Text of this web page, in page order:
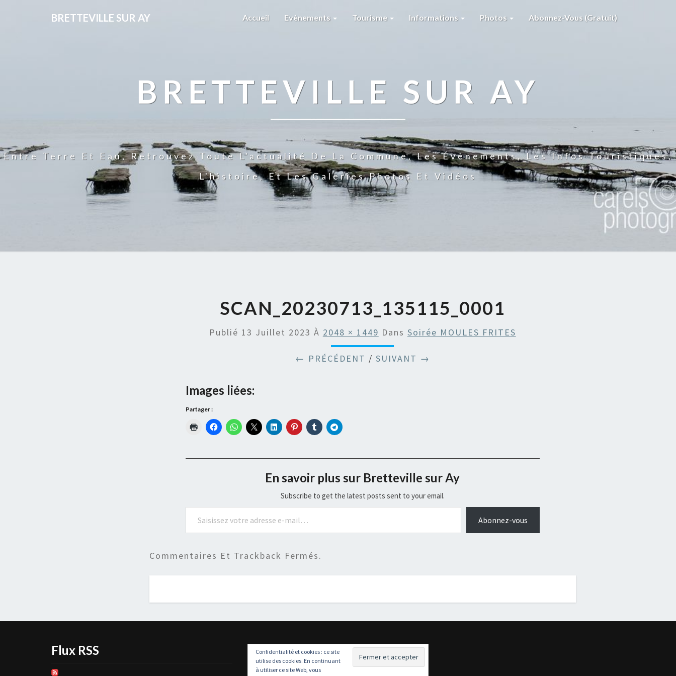
BRETTEVILLE SUR AY Accueil Evènements Tourisme Informations Photos Abonnez-Vous (gratuit)
BRETTEVILLE SUR AY
Entre Terre Et Eau, Retrouvez Toute L'actualité De La Commune, Les Évènements, Les Infos Touristiques,
L'histoire, Et Les Galeries Photos Et Vidéos
SCAN_20230713_135115_0001
Publié 13 Juillet 2023 À 2048 × 1449 Dans Soirée MOULES FRITES
← PRÉCÉDENT / SUIVANT →
Images liées:
Partager :
En savoir plus sur Bretteville sur Ay
Subscribe to get the latest posts sent to your email.
Saisissez votre adresse e-mail…
Abonnez-vous
Commentaires Et Trackback Fermés.
Flux RSS
Confidentialité et cookies : ce site
utilise des cookies. En continuant
à utiliser ce site Web, vous